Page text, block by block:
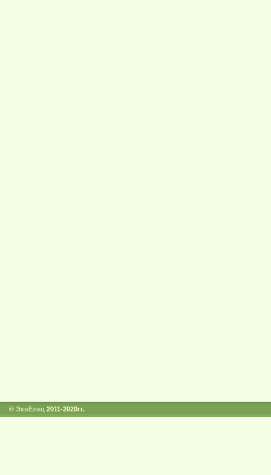
© ЭкоЕлец 2011-2020гг.